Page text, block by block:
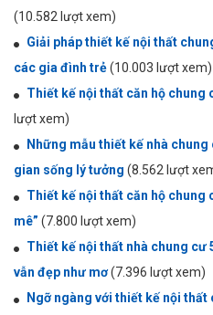
(10.582 lượt xem)
Giải pháp thiết kế nội thất
các gia đình trẻ(10.003 lượt xem)
Thiết kế nội thất căn hộ chung
lượt xem)
Những mẫu thiết kế nhà
gian sống lý tưởng (8.562 lượt
Thiết kế nội thất căn hộ chung
mê” (7.800 lượt xem)
Thiết kế nội thất nhà chung cư
vẫn đẹp như mơ(7.396 lượt xem)
Ngỡ ngàng với thiết kế nội thất